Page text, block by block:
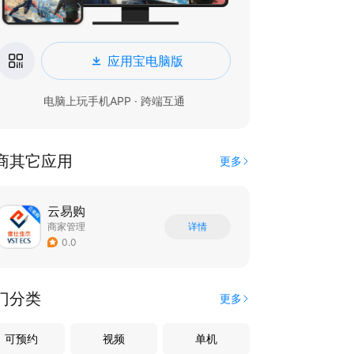
应用宝电脑版
电脑上玩手机APP · 跨端互通
其它应用 更多
云易购
商家管理
0.0
详情
分类 更多
可预约 视频 单机